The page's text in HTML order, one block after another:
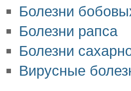
Болезни
Болезни рапса
Болезни
Вирусные